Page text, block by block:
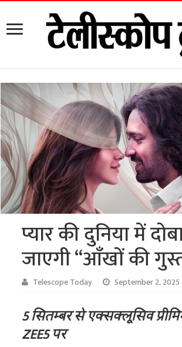
प्यार की दुनिया में
जाएगी “आँखों की
Telescope Today September 2, 2025
5 सितम्बर से एक्सक्लूसिव
ZEE5 पर